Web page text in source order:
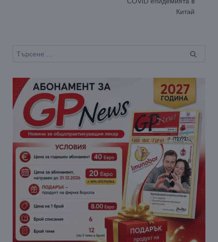
Китай
Търсене